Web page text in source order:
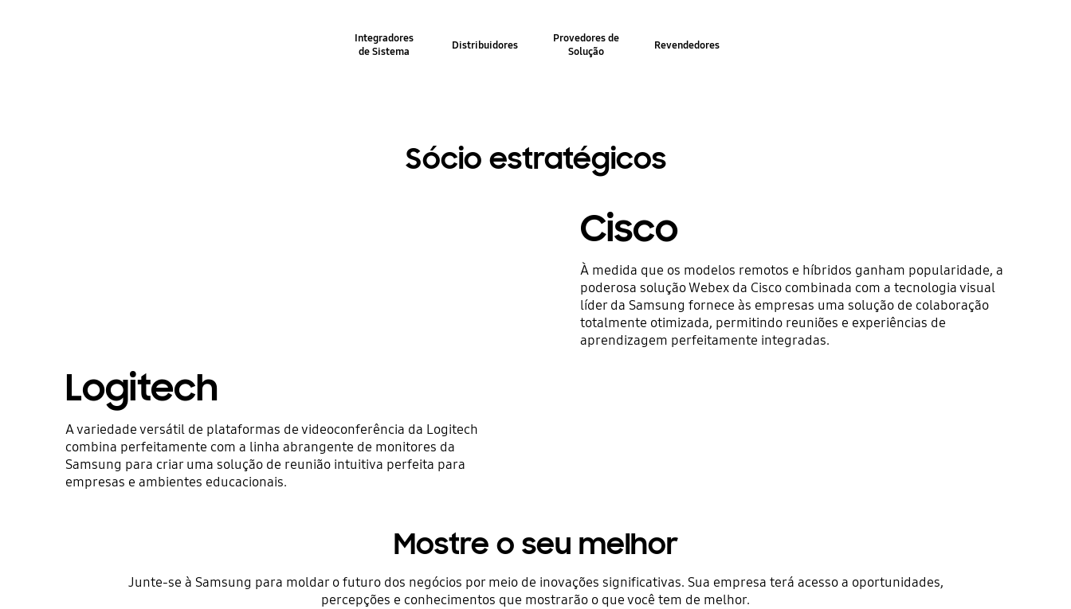
Integradores
de Sistema
Distribuidores
Provedores de
Solução
Revendedores
Sócio estratégicos
Cisco
À medida que os modelos remotos e híbridos ganham popularidade, a
poderosa solução Webex da Cisco combinada com a tecnologia visual
líder da Samsung fornece às empresas uma solução de colaboração
totalmente otimizada, permitindo reuniões e experiências de
aprendizagem perfeitamente integradas.
Logitech
A variedade versátil de plataformas de videoconferência da Logitech
combina perfeitamente com a linha abrangente de monitores da
Samsung para criar uma solução de reunião intuitiva perfeita para
empresas e ambientes educacionais.
Mostre o seu melhor
Junte-se à Samsung para moldar o futuro dos negócios por meio de inovações significativas. Sua empresa terá acesso a oportunidades,
percepções e conhecimentos que mostrarão o que você tem de melhor.